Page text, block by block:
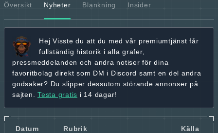
Översikt Nyheter Blankning Insider
Hej Visste du att du med vår premiumtjänst får
fullständig historik i alla grafer,
pressmeddelanden och andra notiser för dina
favoritbolag direkt som DM i Discord samt en del andra
godsaker? Du slipper dessutom störande annonser på
sajten. Testa gratis i 14 dagar!
Datum Rubrik Källa